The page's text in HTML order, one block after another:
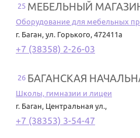
25 МЕБЕЛЬНЫЙ
Оборудование для мебельных
г. Баган, ул. Горького, 472411а
+7 (38358) 2-26-03
26 БАГАНСКАЯ
Школы, гимназии и лицеи
г. Баган, Центральная ул.,
+7 (38353) 3-54-47